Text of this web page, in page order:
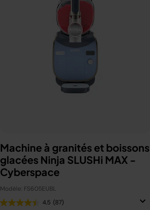
Machine à granités et boissons
glacées Ninja SLUSHi MAX -
Cyberspace
Modèle: FS605EUBL
4.5 (87)